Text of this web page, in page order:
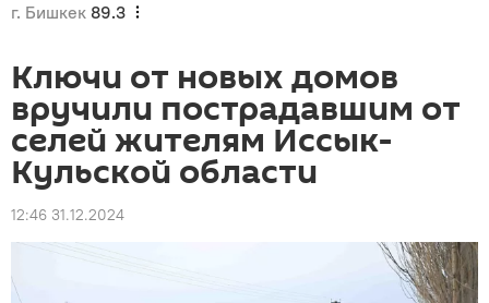
г. Бишкек 89.3
Ключи от новых домов
вручили пострадавшим от
селей жителям Иссык-
Кульской области
12:46 31.12.2024